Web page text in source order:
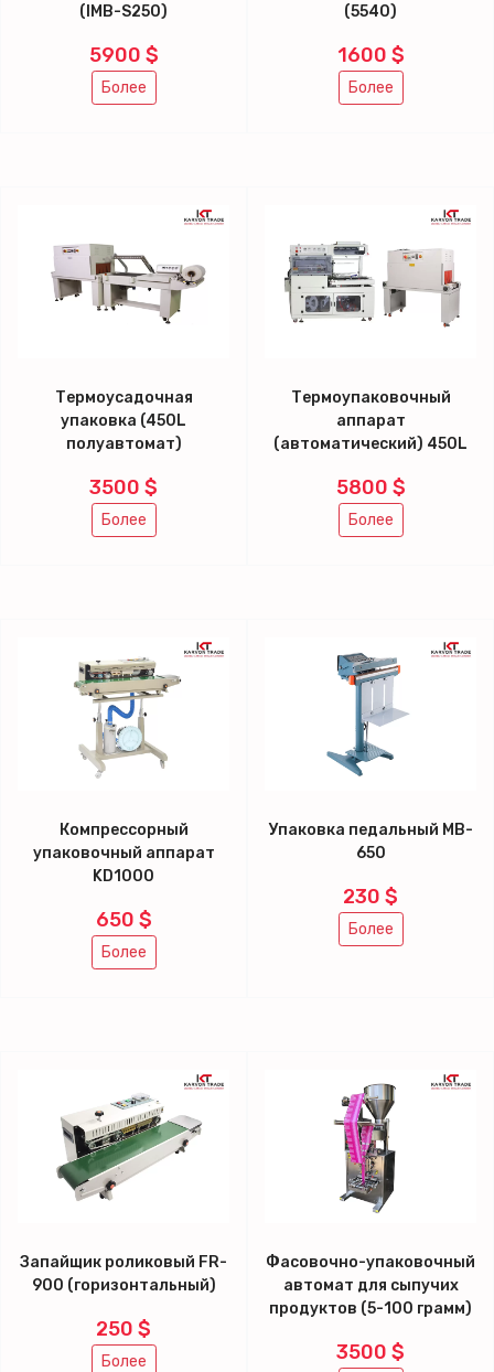
(IMB-S250)
5900 $
Более
(5540)
1600 $
Более
Термоусадочная
упаковка (450L
полуавтомат)
3500 $
Более
Термоупаковочный
аппарат
(автоматический) 450L
5800 $
Более
Компрессорный
упаковочный аппарат
KD1000
650 $
Более
Упаковка педальный MB-
650
230 $
Более
Запайщик роликовый FR-
900 (горизонтальный)
250 $
Более
Фасовочно-упаковочный
автомат для сыпучих
продуктов (5-100 грамм)
3500 $